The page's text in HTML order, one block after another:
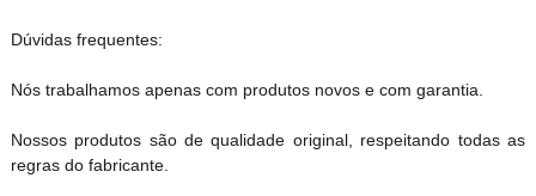
Dúvidas frequentes:
Nós trabalhamos apenas com produtos novos e com garantia.
Nossos produtos são de qualidade original, respeitando todas as
regras do fabricante.